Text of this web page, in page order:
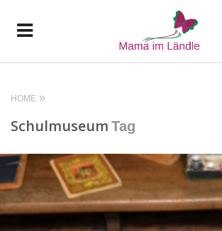
HOME
Schulmuseum Tag